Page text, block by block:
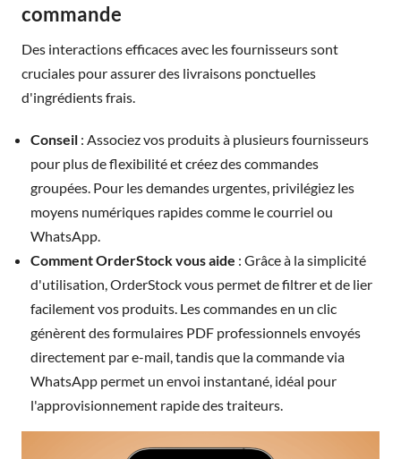
commande
Des interactions efficaces avec les fournisseurs sont
cruciales pour assurer des livraisons ponctuelles
d'ingrédients frais.
Conseil : Associez vos produits à plusieurs fournisseurs
pour plus de flexibilité et créez des commandes
groupées. Pour les demandes urgentes, privilégiez les
moyens numériques rapides comme le courriel ou
WhatsApp.
Comment OrderStock vous aide : Grâce à la simplicité
d'utilisation, OrderStock vous permet de filtrer et de lier
facilement vos produits. Les commandes en un clic
génèrent des formulaires PDF professionnels envoyés
directement par e-mail, tandis que la commande via
WhatsApp permet un envoi instantané, idéal pour
l'approvisionnement rapide des traiteurs.